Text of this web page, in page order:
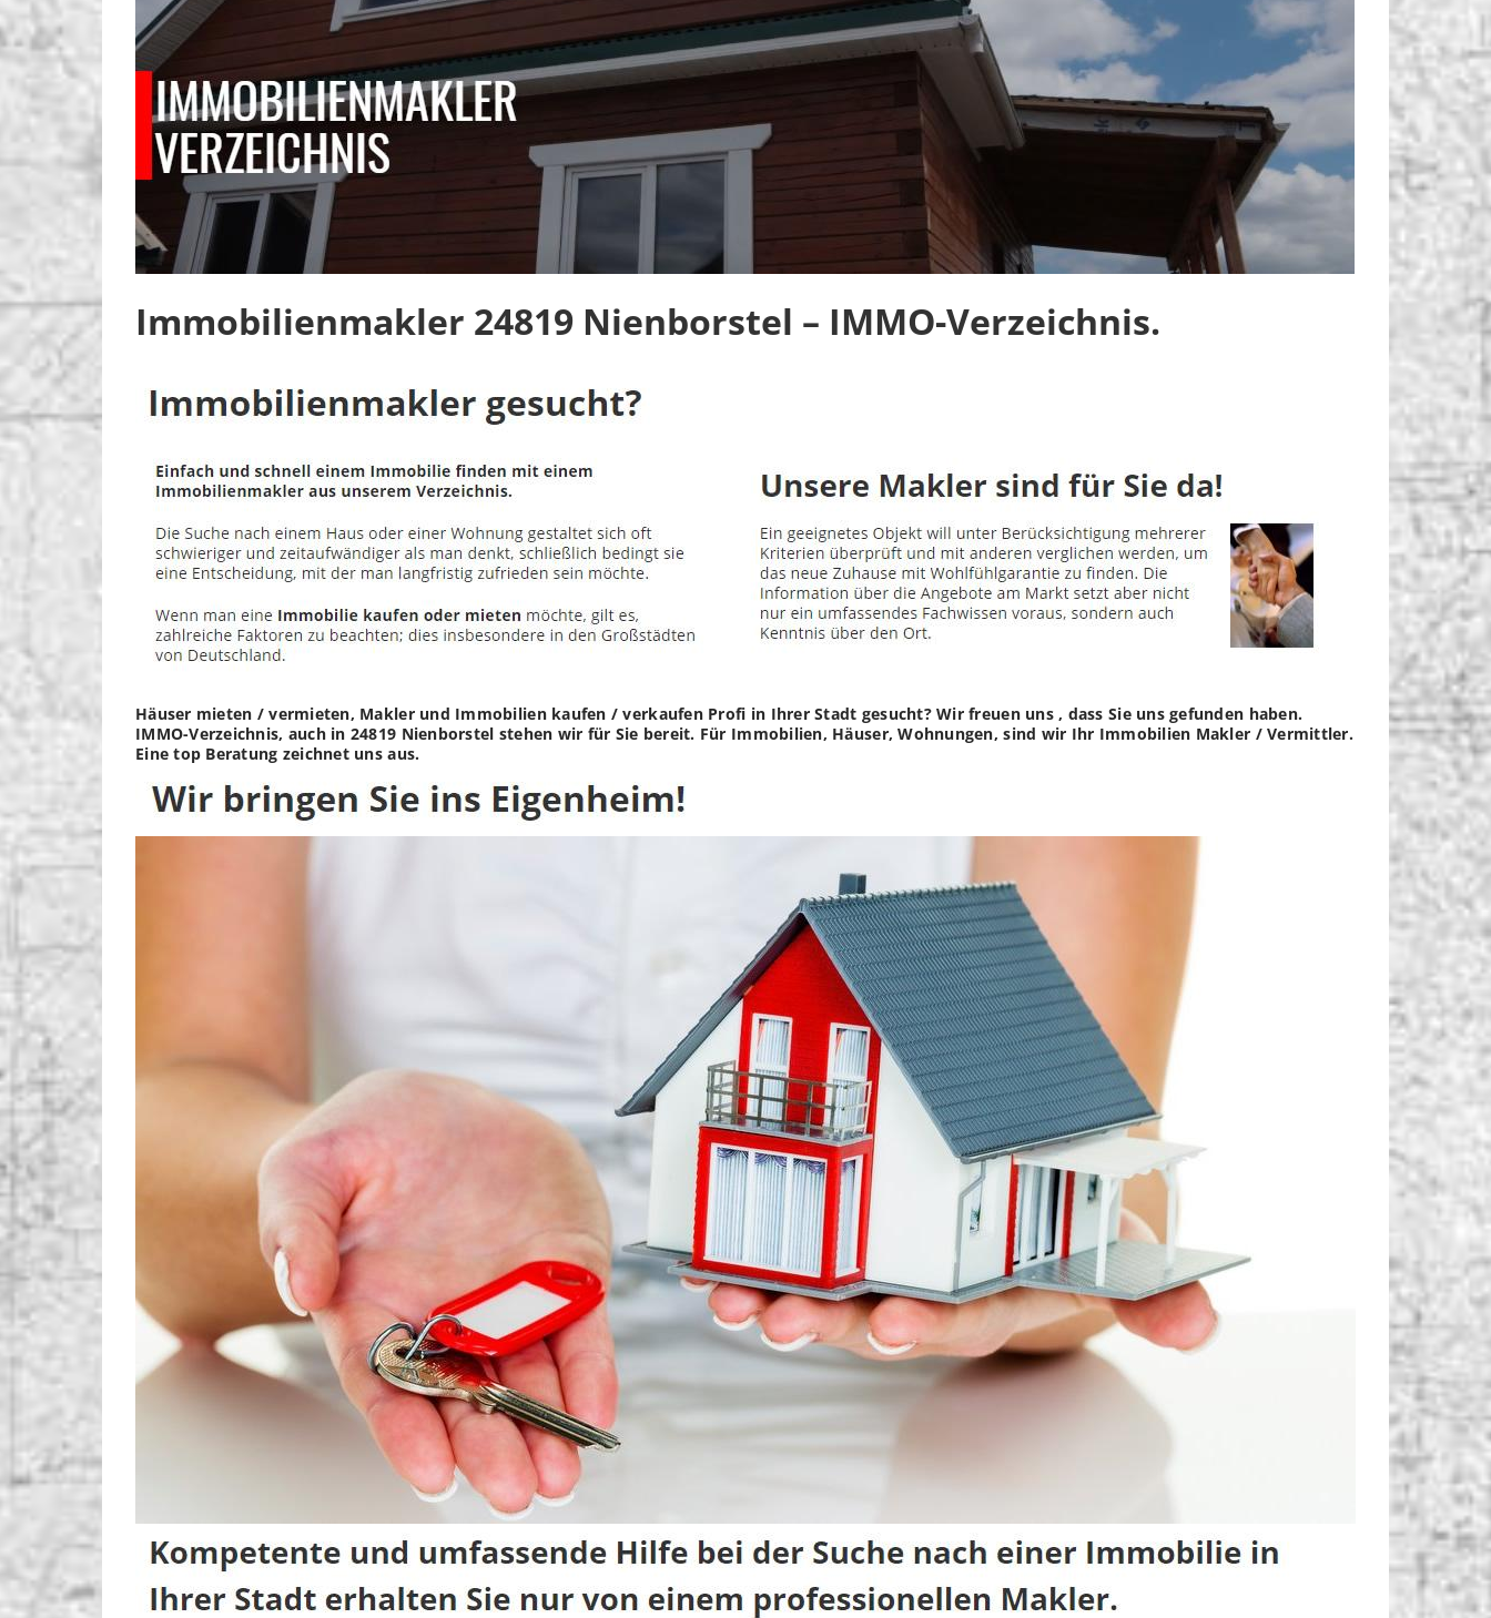
Immobilienmakler 24819 Nienborstel – IMMO-Verzeichnis.
Häuser mieten / vermieten, Makler und Immobilien kaufen / verkaufen Profi in Ihrer Stadt gesucht? Wir freuen uns , dass Sie uns gefunden haben.
IMMO-Verzeichnis, auch in 24819 Nienborstel stehen wir für Sie bereit. Für Immobilien, Häuser, Wohnungen, sind wir Ihr Immobilien Makler / Vermittler.
Eine top Beratung zeichnet uns aus.